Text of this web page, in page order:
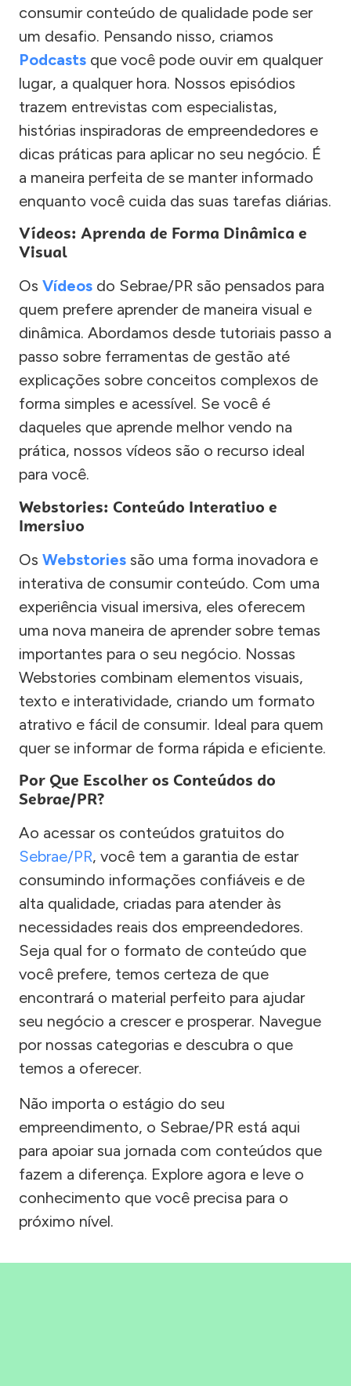
consumir conteúdo de qualidade pode ser
um desafio. Pensando nisso, criamos
Podcasts que você pode ouvir em qualquer
lugar, a qualquer hora. Nossos episódios
trazem entrevistas com especialistas,
histórias inspiradoras de empreendedores e
dicas práticas para aplicar no seu negócio. É
a maneira perfeita de se manter informado
enquanto você cuida das suas tarefas diárias.
Vídeos: Aprenda de Forma Dinâmica e
Visual
Os Vídeos do Sebrae/PR são pensados para
quem prefere aprender de maneira visual e
dinâmica. Abordamos desde tutoriais passo a
passo sobre ferramentas de gestão até
explicações sobre conceitos complexos de
forma simples e acessível. Se você é
daqueles que aprende melhor vendo na
prática, nossos vídeos são o recurso ideal
para você.
Webstories: Conteúdo Interativo e
Imersivo
Os Webstories são uma forma inovadora e
interativa de consumir conteúdo. Com uma
experiência visual imersiva, eles oferecem
uma nova maneira de aprender sobre temas
importantes para o seu negócio. Nossas
Webstories combinam elementos visuais,
texto e interatividade, criando um formato
atrativo e fácil de consumir. Ideal para quem
quer se informar de forma rápida e eficiente.
Por Que Escolher os Conteúdos do
Sebrae/PR?
Ao acessar os conteúdos gratuitos do
Sebrae/PR, você tem a garantia de estar
consumindo informações confiáveis e de
alta qualidade, criadas para atender às
necessidades reais dos empreendedores.
Seja qual for o formato de conteúdo que
você prefere, temos certeza de que
encontrará o material perfeito para ajudar
seu negócio a crescer e prosperar. Navegue
por nossas categorias e descubra o que
temos a oferecer.
Não importa o estágio do seu
empreendimento, o Sebrae/PR está aqui
para apoiar sua jornada com conteúdos que
fazem a diferença. Explore agora e leve o
conhecimento que você precisa para o
próximo nível.